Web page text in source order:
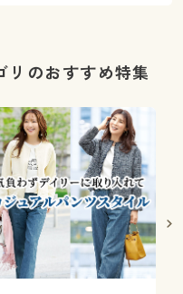
リのおすすめ特集